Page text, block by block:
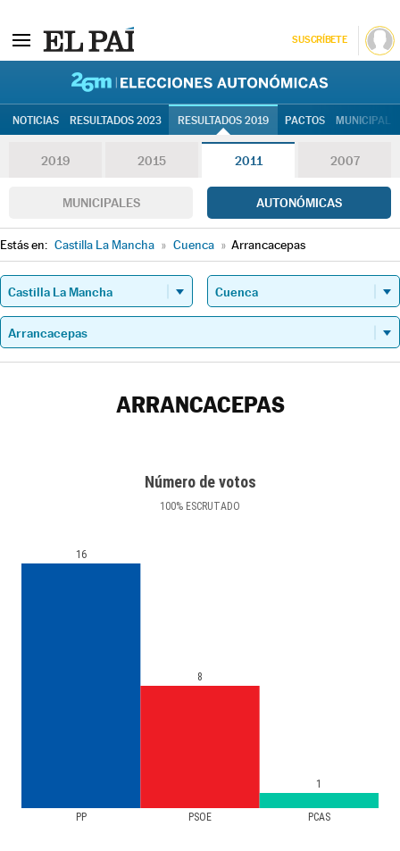
SUSCRÍBETE
NOTICIAS RESULTADOS 2023 RESULTADOS 2019 PACTOS
2019 2015 2011 2007
MUNICIPALES AUTONÓMICAS
Estás en: Castilla La Mancha » Cuenca » Arrancacepas
ARRANCACEPAS
Número de votos
100% ESCRUTADO
PP PSOE PCAS
16
8
1